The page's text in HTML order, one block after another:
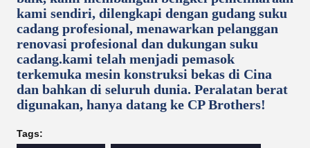
kami sendiri, dilengkapi dengan gudang suku
cadang profesional, menawarkan pelanggan
renovasi profesional dan dukungan suku
cadang.kami telah menjadi pemasok
terkemuka mesin konstruksi bekas di Cina
dan bahkan di seluruh dunia. Peralatan berat
digunakan, hanya datang ke CP Brothers!
Tags: